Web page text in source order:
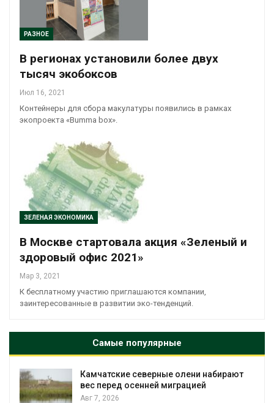
РАЗНОЕ
В регионах установили более двух
тысяч экобоксов
Июл 16, 2021
Контейнеры для сбора макулатуры появились в рамках
экопроекта «Bumma box».
ЗЕЛЕНАЯ ЭКОНОМИКА
В Москве стартовала акция «Зеленый и
здоровый офис 2021»
Мар 3, 2021
К бесплатному участию приглашаются компании,
заинтересованные в развитии эко-тенденций.
Самые популярные
Камчатские северные олени набирают
вес перед осенней миграцией
Авг 7, 2026